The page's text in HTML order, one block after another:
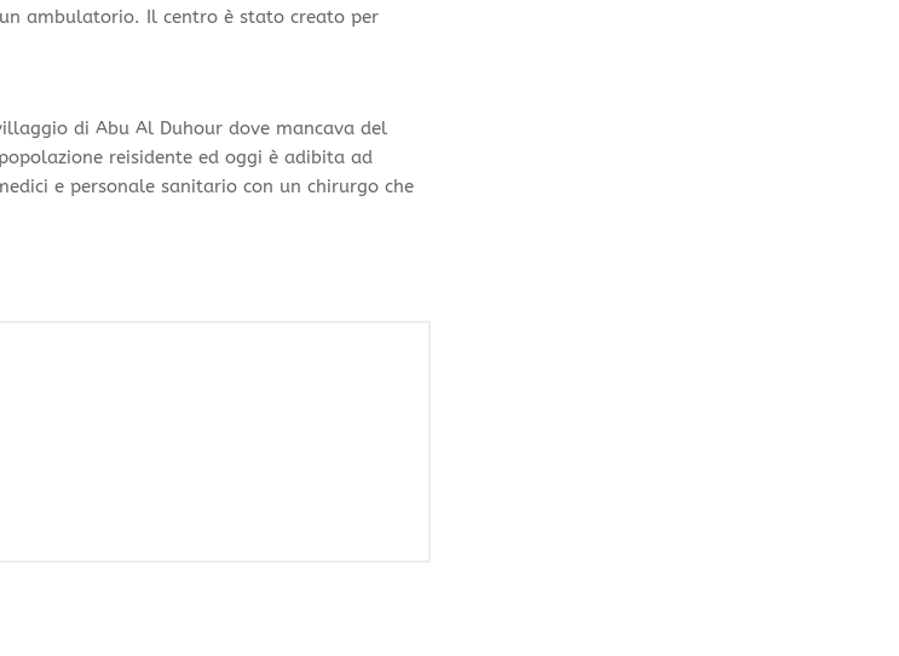
ambulatorio. Il centro è stato creato per
di Abu Al Duhour dove mancava del
reisidente ed oggi è adibita ad
e personale sanitario con un chirurgo che